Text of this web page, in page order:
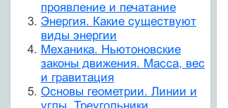
проявление и печатание
Энергия. Какие существуют
виды энергии
Механика. Ньютоновские
законы движения. Масса, вес
и гравитация
Основы геометрии. Линии и